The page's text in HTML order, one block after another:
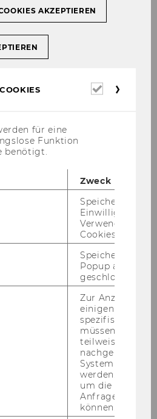
05. April 2017, 27.
12. April 2017, 28.
19. April 2017, 29.
26. April 2017, 30.
AKZEPTIEREN
für eine
Funktion
benötigt.
Zweck
Speichert Ihre
Einwilligung zur
Verwendung von
Cookies.
Speichert ob ein
Popup
geschlossen
Zur Anzeige von
einigen WU-
spezifischen
müssen
teilweise von
nachgelagerten
System
werden.
um die Antwort
Anfrage
können.